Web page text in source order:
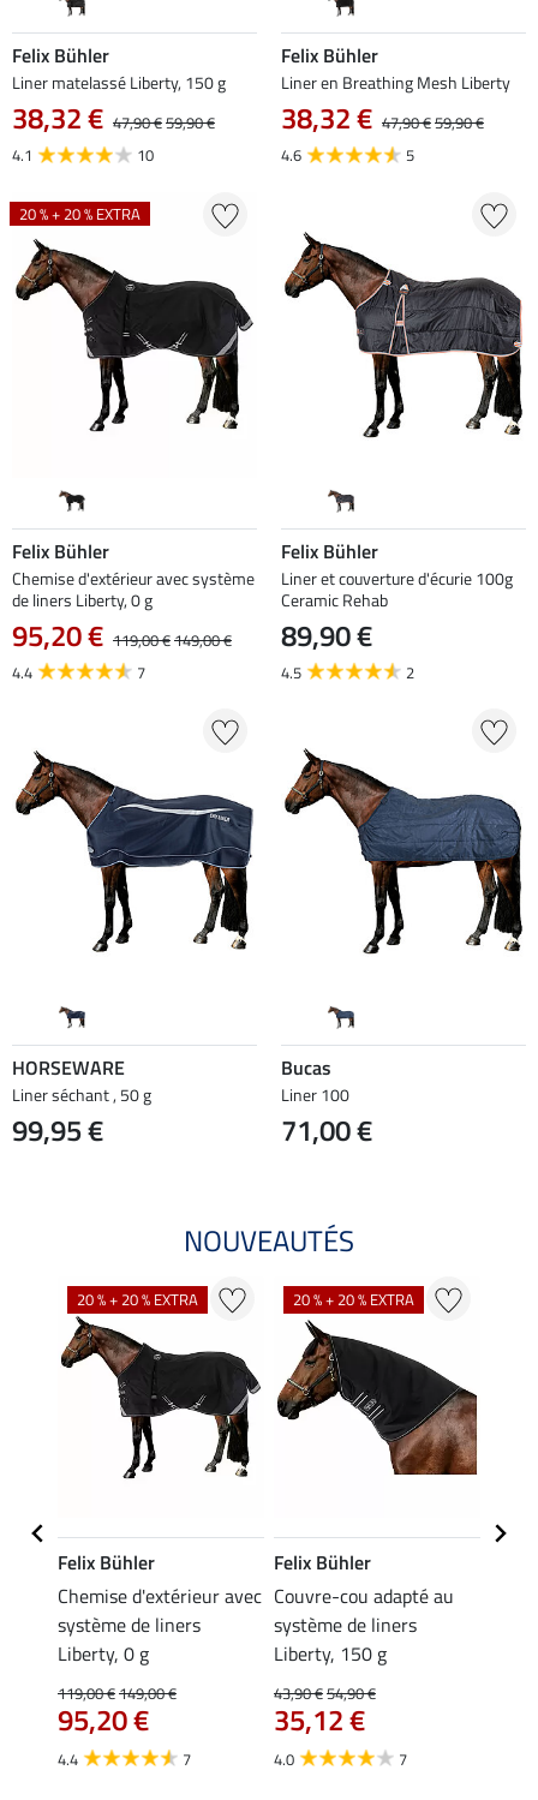
Felix Bühler
Liner matelassé Liberty, 150 g
38,32 € 47,90 €59,90 €
4.1
10
Felix Bühler
Liner en Breathing Mesh Liberty
38,32 € 47,90 €59,90 €
4.6
5
20 % + 20 % EXTRA
Felix Bühler
Chemise d'extérieur avec système
de liners Liberty, 0 g
95,20 € 119,00 €149,00 €
4.4
7
Felix Bühler
Liner et couverture d'écurie 100g
Ceramic Rehab
89,90 €
4.5 2
HORSEWARE
Liner séchant , 50 g
99,95 €
Bucas
Liner 100
71,00 €
NOUVEAUTÉS
20 % + 20 % EXTRA
Felix Bühler
Chemise d'extérieur avec
système de liners
Liberty, 0 g
119,00 €149,00 €
95,20 €
4.4 7
20 % + 20 % EXTRA
Felix Bühler
Couvre-cou adapté au
système de liners
Liberty, 150 g
43,90 €54,90 €
35,12 €
4.0 7